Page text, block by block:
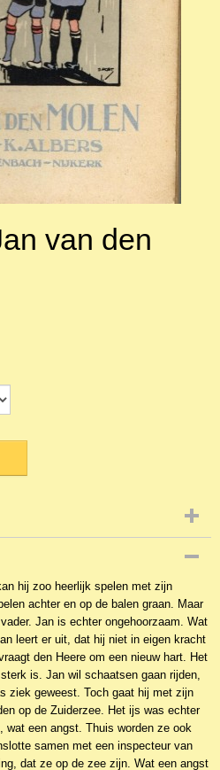
van den
hij zoo heerlijk spelen met zijn
achter en op de balen graan. Maar
Jan is echter ongehoorzaam. Wat
leert er uit, dat hij niet in eigen kracht
den Heere om een nieuw hart. Het
is. Jan wil schaatsen gaan rijden,
ziek geweest. Toch gaat hij met zijn
op de Zuiderzee. Het ijs was echter
wat een angst. Thuis worden ze ook
samen met een inspecteur van
dat ze op de zee zijn. Wat een angst